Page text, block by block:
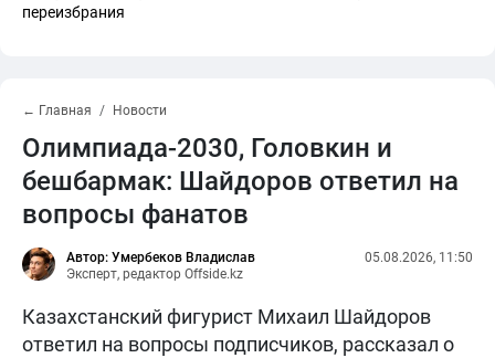
переизбрания
← Главная Новости
Олимпиада-2030, Головкин и
бешбармак: Шайдоров ответил на
вопросы фанатов
Автор: Умербеков Владислав
Эксперт, редактор Offside.kz
05.08.2026, 11:50
Казахстанский фигурист Михаил Шайдоров
ответил на вопросы подписчиков, рассказал о